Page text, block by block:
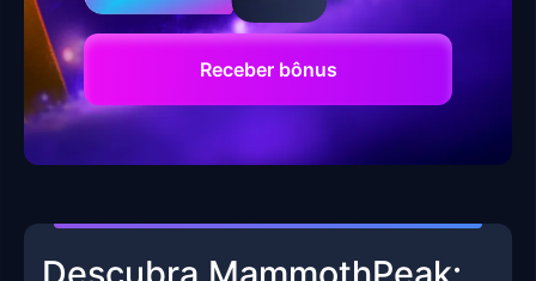
Receber bônus